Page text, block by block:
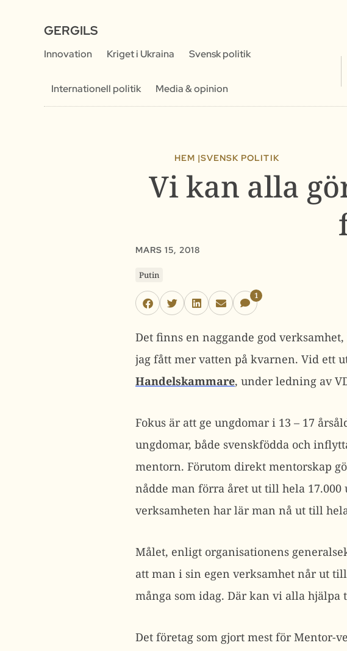
GERGILS
Innovation Kriget i Ukraina Svensk politik
Internationell politik Media & opinion
HEM |SVENSK POLITIK
Vi kan alla
MARS 15, 2018
Putin
1
Det finns en naggande god
jag fått mer vatten på kvarnen. Vid ett
Handelskammare, under ledning av
Fokus är att ge ungdomar i 13 – 17
ungdomar, både svenskfödda och
mentorn. Förutom direkt mentorskap
nådde man förra året ut till hela
verksamheten har lär man nå ut till
Målet, enligt organisationens
att man i sin egen verksamhet når ut
många som idag. Där kan vi alla hjälpa
Det företag som gjort mest för Mentor-